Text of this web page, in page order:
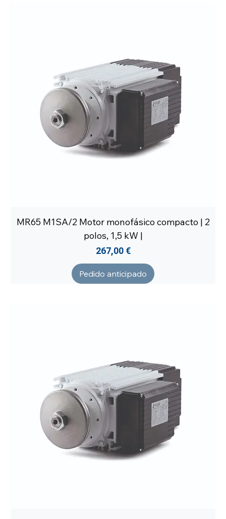
MR65 M1SA/2 Motor monofásico compacto | 2
polos, 1,5 kW |
Precio
267,00 €
Pedido anticipado